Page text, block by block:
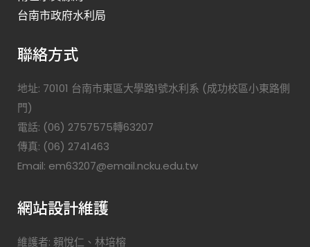
台南市政府水利局
聯絡方式
地址: 70101 台南市東區大學路1號水利系 (成功校區小東路側
門)
電話: (06) 2757575轉63207
傳真: (06) 2741463
Email: em63207@email.ncku.edu.tw
網站設計維護
維護者: 賴悅仁、林培榕